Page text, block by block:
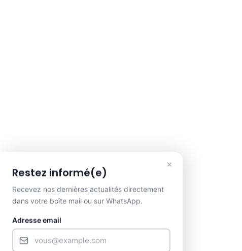
×
Restez informé(e)
Recevez nos dernières actualités directement
dans votre boîte mail ou sur WhatsApp.
Adresse email